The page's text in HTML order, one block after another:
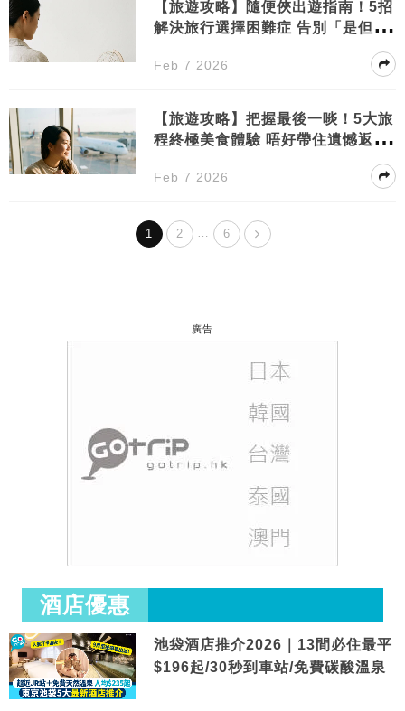
【旅遊攻略】隨便俠出遊指南！5招
解決旅行選擇困難症 告別「是但
Feb 7 2026
【旅遊攻略】把握最後一啖！5大旅
程終極美食體驗 唔好帶住遺憾返香
Feb 7 2026
1 2 … 6
廣告
酒店優惠
池袋酒店推介2026｜13間必住最平
$196起/30秒到車站/免費碳酸溫泉